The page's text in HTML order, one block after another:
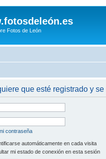
Fotos de León
que esté registrado y
contraseña
automáticamente en cada visita
mi estado de conexión en esta sesión